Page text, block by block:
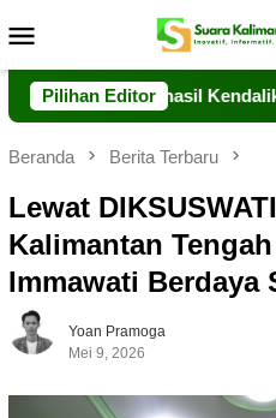
ke
Mobile
Pilihan Editor
Berhasil Kendalikan
Beranda Berita Terbaru
Lewat
Kalimantan
Immawati Berdaya
Yoan Pramoga
Mei 9, 2026